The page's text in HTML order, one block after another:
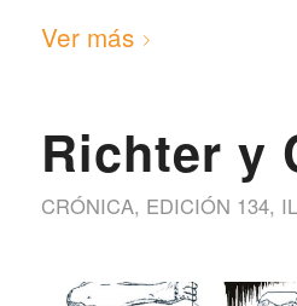
Ver más
Richter y
CRÓNICA, EDICIÓN 134,